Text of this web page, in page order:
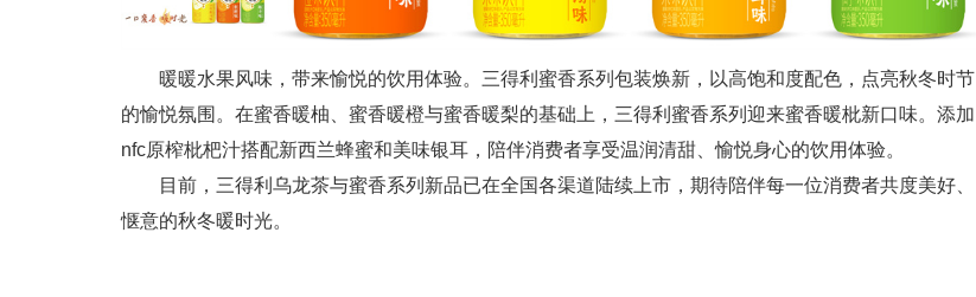
暖暖水果风味，带来愉悦的饮用体验。三得利蜜香系列包装焕新，以高饱和度配色，点亮秋冬时节
的愉悦氛围。在蜜香暖柚、蜜香暖橙与蜜香暖梨的基础上，三得利蜜香系列迎来蜜香暖枇新口味。添加
nfc原榨枇杷汁搭配新西兰蜂蜜和美味银耳，陪伴消费者享受温润清甜、愉悦身心的饮用体验。
目前，三得利乌龙茶与蜜香系列新品已在全国各渠道陆续上市，期待陪伴每一位消费者共度美好、
惬意的秋冬暖时光。